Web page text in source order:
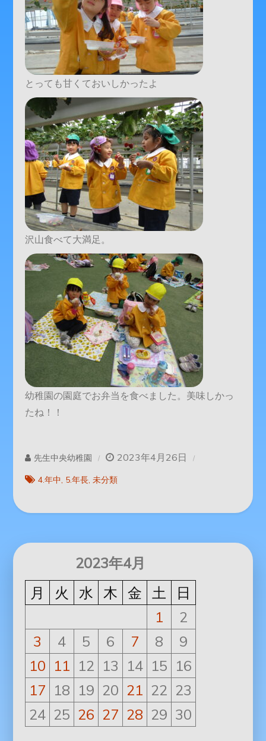
とっても甘くておいしかったよ
沢山食べて大満足。
幼稚園の園庭でお弁当を食べました。美味しかっ
たね！！
先生中央幼稚園 2023年4月26日
4.年中 5.年長 未分類
2023年4月
月
火 水 木 金 土
日
1
2
3
4 5 6 7 8
9
10 11 12 13 14 15 16
17 18 19 20 21 22 23
24 25 26 27 28 29 30